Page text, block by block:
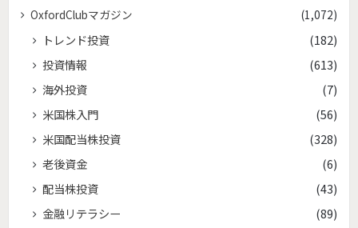
OxfordClubマガジン (1,072)
トレンド投資
(182)
投資情報
(613)
海外投資
(7)
米国株入門
(56)
米国配当株投資
(328)
老後資金
(6)
配当株投資
(43)
金融リテラシー
(89)